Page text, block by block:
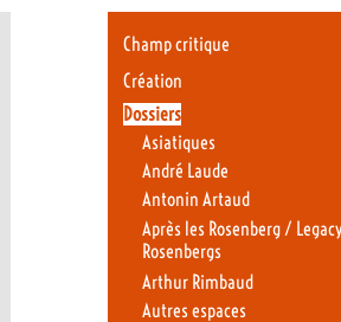
Champ critique
Création
Dossiers
Asiatiques
André Laude
Antonin Artaud
Après les Rosenberg /
Rosenbergs
Arthur Rimbaud
Autres espaces